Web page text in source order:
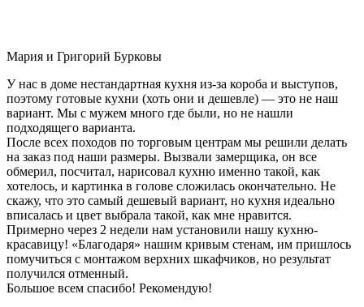
Мария и Григорий Бурковы
У нас в доме нестандартная кухня из-за короба и выступов,
поэтому готовые кухни (хоть они и дешевле) — это не наш
вариант. Мы с мужем много где были, но не нашли
подходящего варианта.
После всех походов по торговым центрам мы решили делать
на заказ под наши размеры. Вызвали замерщика, он все
обмерил, посчитал, нарисовал кухню именно такой, как
хотелось, и картинка в голове сложилась окончательно. Не
скажу, что это самый дешевый вариант, но кухня идеально
вписалась и цвет выбрала такой, как мне нравится.
Примерно через 2 недели нам установили нашу кухню-
красавицу! «Благодаря» нашим кривым стенам, им пришлось
помучиться с монтажом верхних шкафчиков, но результат
получился отменный.
Большое всем спасибо! Рекомендую!